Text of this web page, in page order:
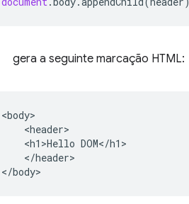
gera a seguinte marcação HTML:
<body>
    <header>
    <h1>Hello DOM</h1>
    </header>